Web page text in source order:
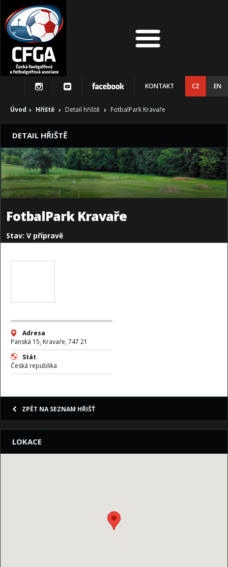
KONTAKT CZ EN
Úvod Hřiště Detail hřiště FotbalPark Kravaře
DETAIL HŘIŠTĚ
FotbalPark Kravaře
Stav: V přípravě
Adresa
Panská 15, Kravaře, 747 21
Stát
Česká republika
ZPĚT NA SEZNAM HŘIŠŤ
LOKACE